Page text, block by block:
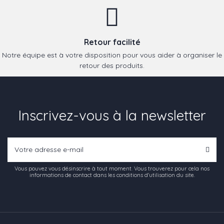
Retour facilité
Notre équipe est à votre disposition pour vous aider à organiser le
retour des produits.
Inscrivez-vous à la newsletter
Vous pouvez vous désinscrire à tout moment. Vous trouverez pour cela nos
informations de contact dans les conditions d'utilisation du site.